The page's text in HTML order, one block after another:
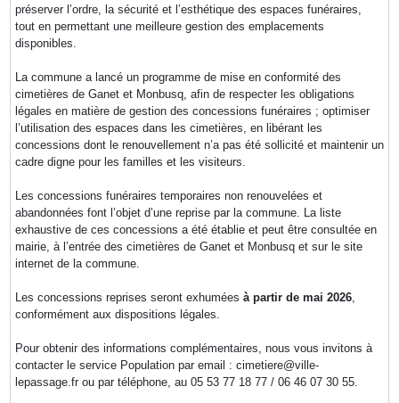
préserver l’ordre, la sécurité et l’esthétique des espaces funéraires,
tout en permettant une meilleure gestion des emplacements
disponibles.
La commune a lancé un programme de mise en conformité des
cimetières de Ganet et Monbusq, afin de respecter les obligations
légales en matière de gestion des concessions funéraires ; optimiser
l’utilisation des espaces dans les cimetières, en libérant les
concessions dont le renouvellement n’a pas été sollicité et maintenir un
cadre digne pour les familles et les visiteurs.
Les concessions funéraires temporaires non renouvelées et
abandonnées font l’objet d’une reprise par la commune. La liste
exhaustive de ces concessions a été établie et peut être consultée en
mairie, à l’entrée des cimetières de Ganet et Monbusq et sur le site
internet de la commune.
Les concessions reprises seront exhumées à partir de mai 2026
conformément aux dispositions légales.
Pour obtenir des informations complémentaires, nous vous invitons à
contacter le service Population par email : cimetiere@ville-
lepassage.fr ou par téléphone, au 05 53 77 18 77 / 06 46 07 30 55.